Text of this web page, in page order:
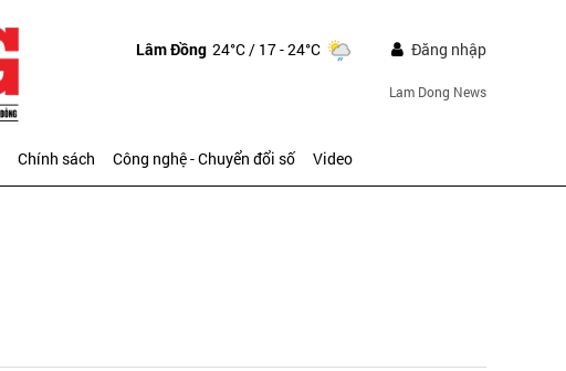
Lâm Đồng 24°C/ 17 - 24°C Đăng nhập
Lam Dong News
Chính sách Công nghệ - Chuyển đổi số Video